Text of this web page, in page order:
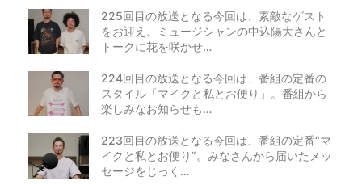
225回目の放送となる今回は、素敵なゲスト
をお迎え。ミュージシャンの中込陽大さんと
トークに花を咲かせ…
224回目の放送となる今回は、番組の定番の
スタイル「マイクと私とお便り」。番組から
楽しみなお知らせも…
223回目の放送となる今回は、番組の定番“マ
イクと私とお便り”。みなさんから届いたメッ
セージをじっく…